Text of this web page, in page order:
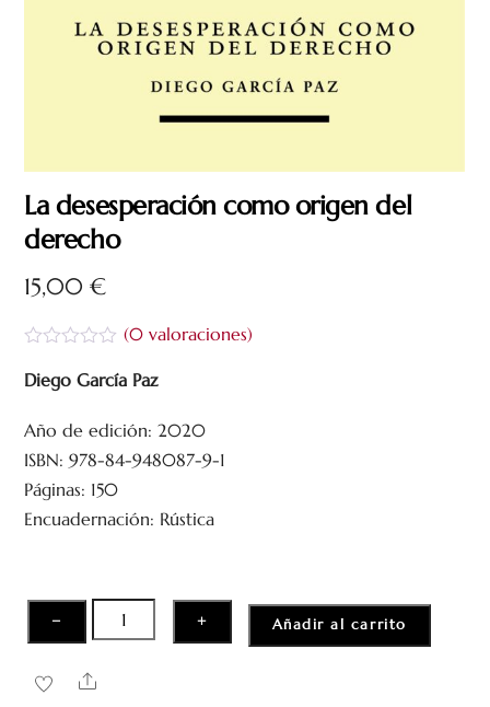
La desesperación como origen del
derecho
15,00€
a
r
d
o
c
o
5
(0valoraciones)
Diego García Paz
Año de edición: 2020
ISBN: 978-84-948087-9-1
Páginas: 150
Encuadernación: Rústica
−
desesperación
como
+ Añadir al carrito
Share